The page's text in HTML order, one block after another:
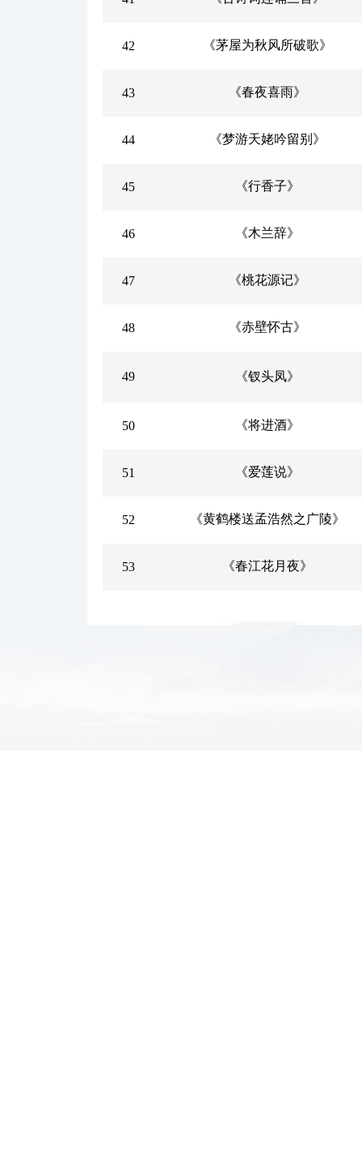
42 《茅屋为秋风所破歌》
43 《春夜喜雨》
44 《梦游天姥吟留别》
45 《行香子》
46 《木兰辞》
47 《桃花源记》
48 《赤壁怀古》
49 《钗头凤》
50 《将进酒》
51 《爱莲说》
52 《黄鹤楼送孟浩然之广陵》
53 《春江花月夜》